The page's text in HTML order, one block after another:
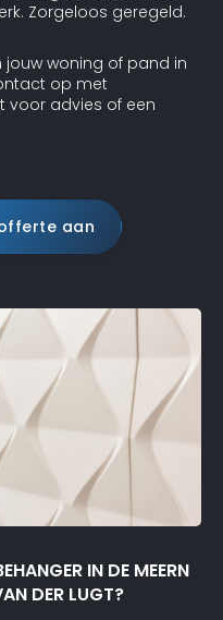
Zorgeloos geregeld.
jouw woning of pand in
op met
voor advies of een
aan
IN DE MEERN
DER LUGT?